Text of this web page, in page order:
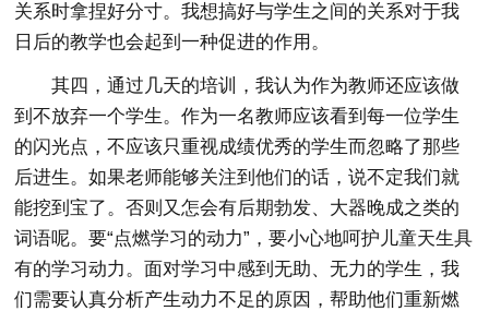
关系时拿捏好分寸。我想搞好与学生之间的关系对于我
日后的教学也会起到一种促进的作用。
其四，通过几天的培训，我认为作为教师还应该做
到不放弃一个学生。作为一名教师应该看到每一位学生
的闪光点，不应该只重视成绩优秀的学生而忽略了那些
后进生。如果老师能够关注到他们的话，说不定我们就
能挖到宝了。否则又怎会有后期勃发、大器晚成之类的
词语呢。要“点燃学习的动力”，要小心地呵护儿童天生具
有的学习动力。面对学习中感到无助、无力的学生，我
们需要认真分析产生动力不足的原因，帮助他们重新燃